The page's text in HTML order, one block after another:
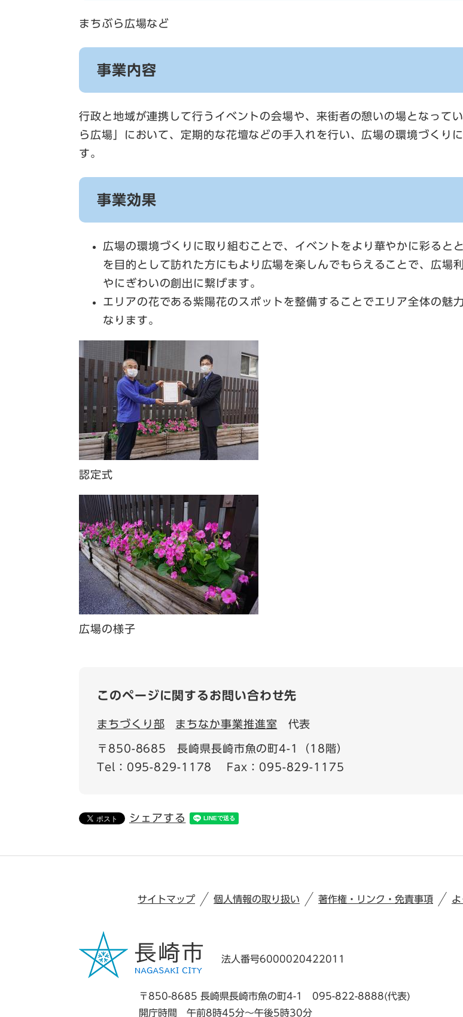
まちぶら広場など
事業内容
行政と地域が連携して行うイベントの会場や、来街者の憩いの場となって
ら広場」において、定期的な花壇などの手入れを行い、広場の環境づくり
す。
事業効果
広場の環境づくりに取り組むことで、イベントをより華やかに彩ると
を目的として訪れた方にもより広場を楽しんでもらえることで、広場
やにぎわいの創出に繋げます。
エリアの花である紫陽花のスポットを整備することでエリア全体の魅
なります。
認定式​
広場の様子
このページに関するお問い合わせ先
まちづくり部 まちなか事業推進室 代表
〒850-8685
長崎県長崎市魚の町4-1（18階）
Tel：095-829-1178
Fax：095-829-1175
シェアする
サイトマップ 個人情報の取り扱い 著作権・リンク・免責事項
法人番号6000020422011
〒850-8685 長崎県長崎市魚の町4-1
095-822-8888(代表)
開庁時間 午前8時45分～午後5時30分